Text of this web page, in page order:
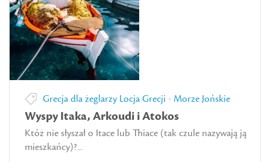
Grecja dla żeglarzy Locja Grecji - Morze Jońskie
Wyspy Itaka, Arkoudi i Atokos
Któż nie słyszał o Itace lub Thiace (tak czule nazywają ją
mieszkańcy)?...